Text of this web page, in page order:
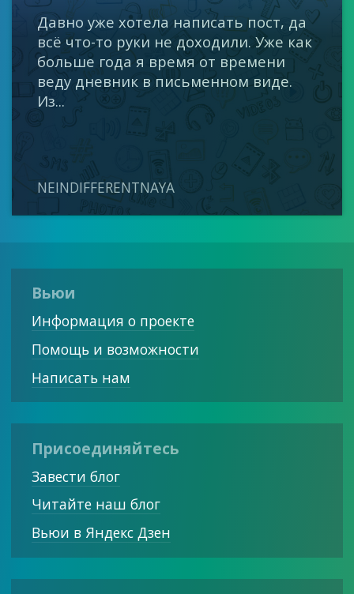
Давно уже хотела написать пост, да
всё что-то руки не доходили. Уже как
больше года я время от времени
веду дневник в письменном виде.
Из...
NEINDIFFERENTNAYA
Вьюи
Информация о проекте
Помощь и возможности
Написать нам
Присоединяйтесь
Завести блог
Читайте наш блог
Вьюи в Яндекс Дзен